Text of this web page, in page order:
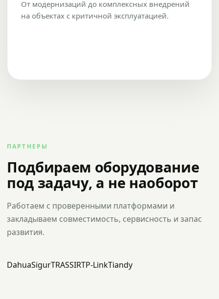
От модернизаций до комплексных внедрений
на объектах с критичной эксплуатацией.
ПАРТНЕРЫ
Подбираем оборудование
под задачу, а не наоборот
Работаем с проверенными платформами и
закладываем совместимость, сервисность и запас
развития.
DahuaSigurTRASSIRTP-LinkTiandy